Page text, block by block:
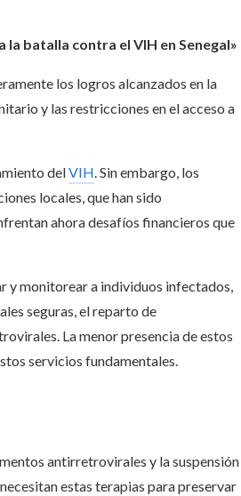
batalla contra el VIH en Senegal»
los logros alcanzados en la
y las restricciones en el acceso a
delVIH. Sin embargo, los
locales, que han sido
ahora desafíos financieros que
y monitorear a individuos infectados,
seguras, el reparto de
La menor presencia de estos
servicios fundamentales.
antirretrovirales y la suspensión
estas terapias para preservar